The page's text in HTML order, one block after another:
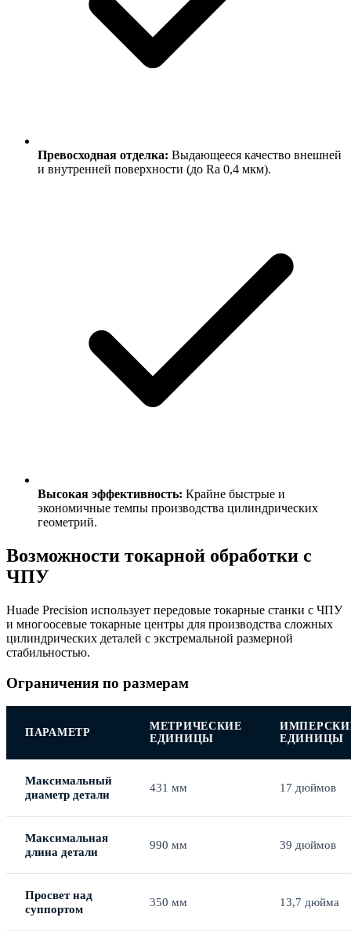
Превосходная отделка: Выдающееся качество внешней
и внутренней поверхности (до Ra 0,4 мкм).
Высокая эффективность: Крайне быстрые и
экономичные темпы производства цилиндрических
геометрий.
Возможности токарной обработки с
ЧПУ
Huade Precision использует передовые токарные станки с ЧПУ
и многоосевые токарные центры для производства сложных
цилиндрических деталей с экстремальной размерной
стабильностью.
Ограничения по размерам
ПАРАМЕТР
МЕТРИЧЕСКИЕ
ЕДИНИЦЫ
ЕДИНИЦЫ
Максимальный
диаметр детали
431 мм 17 дюймов
Максимальная
длина детали
990 мм 39 дюймов
Просвет над
суппортом
350 мм 13,7 дюйма